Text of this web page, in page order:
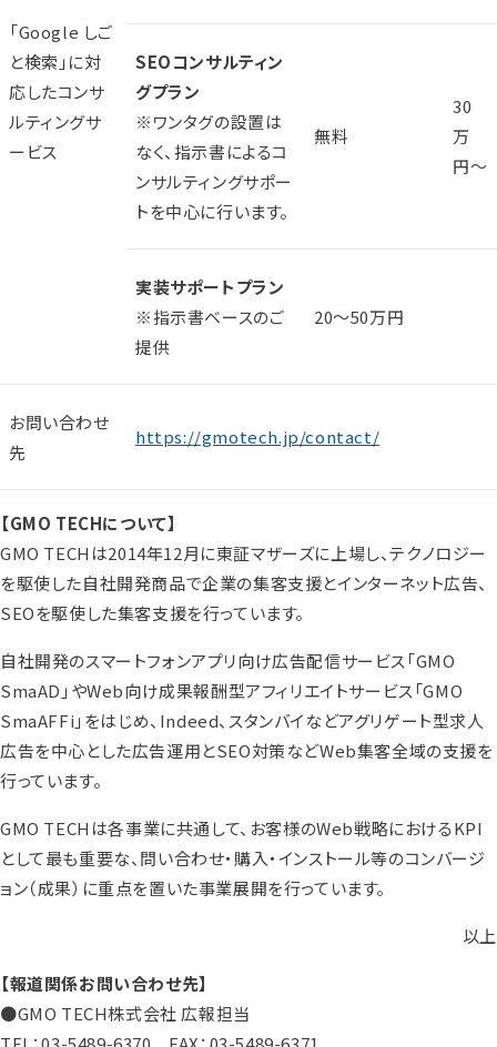
「Google しご
と検索」に対
応したコンサ
ルティングサ
ービス
SEOコンサルティン
グプラン
※ワンタグの設置は
なく、指示書によるコ
ンサルティングサポー
トを中心に行います。
無料
30
万
円〜
実装サポートプラン
※指示書ベースのご
提供
20～50万円
お問い合わせ
先
https://gmotech.jp/contact/
【GMO TECHについて】
GMO TECHは2014年12月に東証マザーズに上場し、テクノロジー
を駆使した自社開発商品で企業の集客支援とインターネット広告、
SEOを駆使した集客支援を行っています。
自社開発のスマートフォンアプリ向け広告配信サービス「GMO
SmaAD」やWeb向け成果報酬型アフィリエイトサービス「GMO
SmaAFFi」をはじめ、Indeed、スタンバイなどアグリゲート型求人
広告を中心とした広告運用とSEO対策などWeb集客全域の支援を
行っています。
GMO TECHは各事業に共通して、お客様のWeb戦略におけるKPI
として最も重要な、問い合わせ・購入・インストール等のコンバージ
ョン（成果）に重点を置いた事業展開を行っています。
以上
【報道関係お問い合わせ先】
●GMO TECH株式会社 広報担当